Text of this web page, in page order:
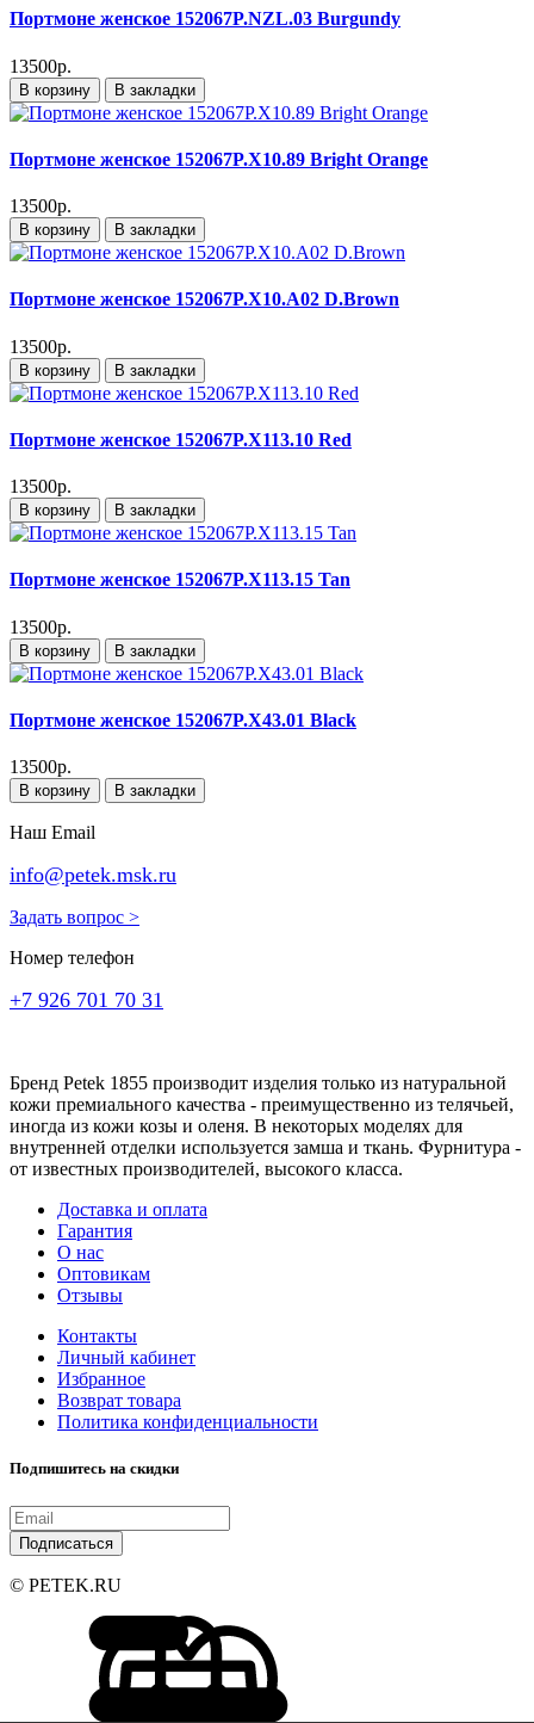
Портмоне женское 152067P.NZL.03 Burgundy
13500р.
В корзину В закладки
Портмоне женское 152067P.X10.89 Bright Orange
13500р.
В корзину В закладки
Портмоне женское 152067P.X10.A02 D.Brown
13500р.
В корзину В закладки
Портмоне женское 152067P.X113.10 Red
13500р.
В корзину В закладки
Портмоне женское 152067P.X113.15 Tan
13500р.
В корзину В закладки
Портмоне женское 152067P.X43.01 Black
13500р.
В корзину В закладки
Наш Email
info@petek.msk.ru
Задать вопрос >
Номер телефон
+7 926 701 70 31
Бренд Petek 1855 производит изделия только из натуральной
кожи премиального качества - преимущественно из телячьей,
иногда из кожи козы и оленя. В некоторых моделях для
внутренней отделки используется замша и ткань. Фурнитура -
от известных производителей, высокого класса.
Доставка и оплата
Гарантия
О нас
Оптовикам
Отзывы
Контакты
Личный кабинет
Избранное
Возврат товара
Политика конфиденциальности
Подпишитесь на скидки
Подписаться
© PETEK.RU